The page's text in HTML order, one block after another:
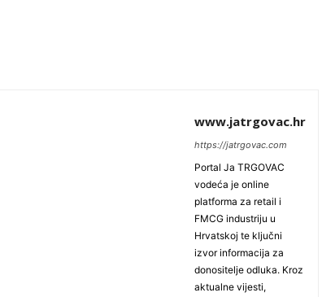
www.jatrgovac.hr
https://jatrgovac.com
Portal Ja TRGOVAC
vodeća je online
platforma za retail i
FMCG industriju u
Hrvatskoj te ključni
izvor informacija za
donositelje odluka. Kroz
aktualne vijesti,